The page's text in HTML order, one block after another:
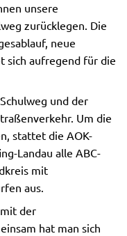
unsere
zurücklegen. Die
neue
sich aufregend für die
und der
Um die
stattet die AOK-
Landau alle ABC-
mit
aus.
der
hat man sich